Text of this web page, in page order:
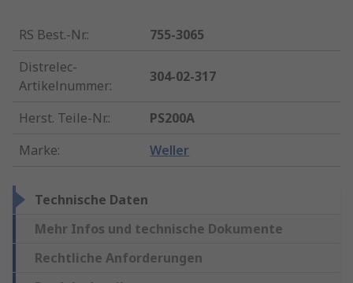
RS Best.-Nr.:
755-3065
Distrelec-
Artikelnummer:
304-02-317
Herst. Teile-Nr.:
PS200A
Marke: Weller
Technische Daten
Mehr Infos und technische Dokumente
Rechtliche Anforderungen